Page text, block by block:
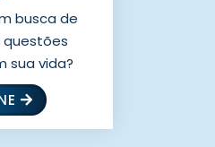
busca de
sua vida?